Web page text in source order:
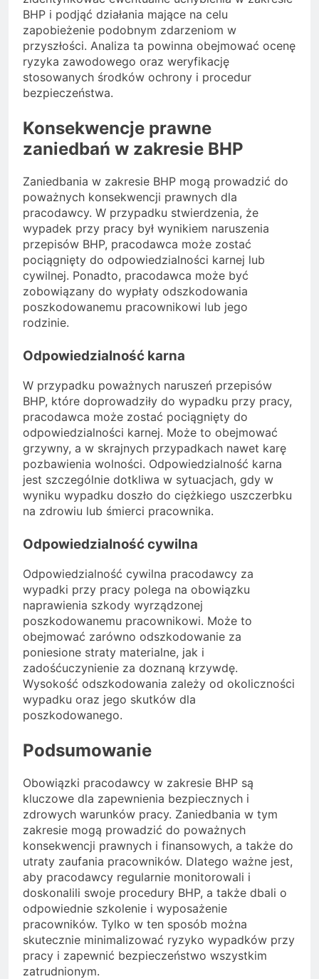
BHP i podjąć działania mające na celu
zapobieżenie podobnym zdarzeniom w
przyszłości. Analiza ta powinna obejmować ocenę
ryzyka zawodowego oraz weryfikację
stosowanych środków ochrony i procedur
bezpieczeństwa.
Konsekwencje prawne
zaniedbań w zakresie BHP
Zaniedbania w zakresie BHP mogą prowadzić do
poważnych konsekwencji prawnych dla
pracodawcy. W przypadku stwierdzenia, że
wypadek przy pracy był wynikiem naruszenia
przepisów BHP, pracodawca może zostać
pociągnięty do odpowiedzialności karnej lub
cywilnej. Ponadto, pracodawca może być
zobowiązany do wypłaty odszkodowania
poszkodowanemu pracownikowi lub jego
rodzinie.
Odpowiedzialność karna
W przypadku poważnych naruszeń przepisów
BHP, które doprowadziły do wypadku przy pracy,
pracodawca może zostać pociągnięty do
odpowiedzialności karnej. Może to obejmować
grzywny, a w skrajnych przypadkach nawet karę
pozbawienia wolności. Odpowiedzialność karna
jest szczególnie dotkliwa w sytuacjach, gdy w
wyniku wypadku doszło do ciężkiego uszczerbku
na zdrowiu lub śmierci pracownika.
Odpowiedzialność cywilna
Odpowiedzialność cywilna pracodawcy za
wypadki przy pracy polega na obowiązku
naprawienia szkody wyrządzonej
poszkodowanemu pracownikowi. Może to
obejmować zarówno odszkodowanie za
poniesione straty materialne, jak i
zadośćuczynienie za doznaną krzywdę.
Wysokość odszkodowania zależy od okoliczności
wypadku oraz jego skutków dla
poszkodowanego.
Podsumowanie
Obowiązki pracodawcy w zakresie BHP są
kluczowe dla zapewnienia bezpiecznych i
zdrowych warunków pracy. Zaniedbania w tym
zakresie mogą prowadzić do poważnych
konsekwencji prawnych i finansowych, a także do
utraty zaufania pracowników. Dlatego ważne jest,
aby pracodawcy regularnie monitorowali i
doskonalili swoje procedury BHP, a także dbali o
odpowiednie szkolenie i wyposażenie
pracowników. Tylko w ten sposób można
skutecznie minimalizować ryzyko wypadków przy
pracy i zapewnić bezpieczeństwo wszystkim
zatrudnionym.